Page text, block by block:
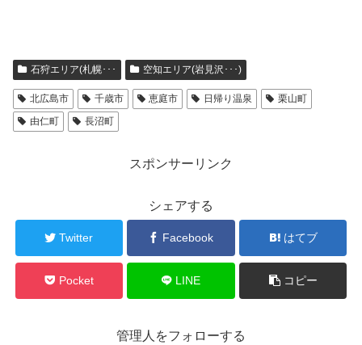
石狩エリア(札幌･･･ 空知エリア(岩見沢･･･)
北広島市 千歳市 恵庭市 日帰り温泉
栗山町
由仁町
長沼町
スポンサーリンク
シェアする
Twitter Facebook はてブ
Pocket LINE コピー
管理人をフォローする